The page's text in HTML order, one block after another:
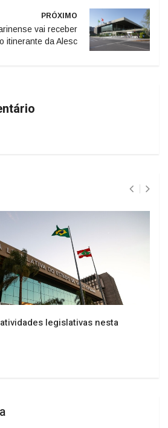
PRÓXIMO
vai receber
itinerante da Alesc
legislativas nesta